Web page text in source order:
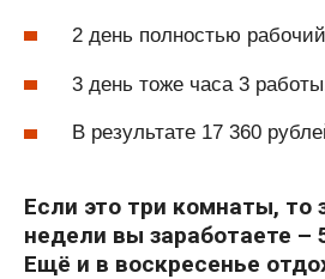
2 день полностью
3 день тоже часа 3
В результате 17 360
Если это три комнаты, то
недели вы заработаете –
Ещё и в воскресенье